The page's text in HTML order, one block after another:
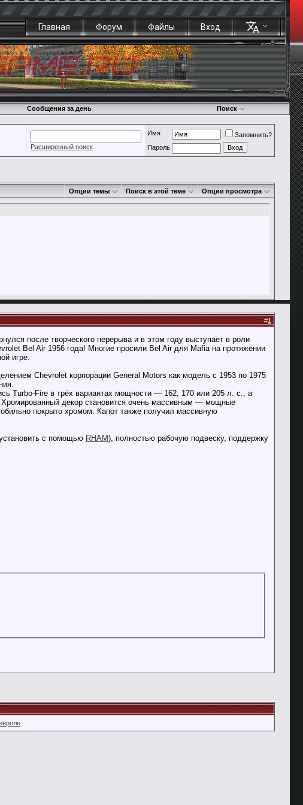
Главная Форум Файлы Вход
Сообщения за день Поиск
Расширенный поиск
Имя
Запомнить?
Пароль
Опции темы Поиск в этой теме Опции просмотра
#1
после творческого перерыва и в этом году выступает в роли
Bel Air 1956 года! Многие просили Bel Air для Mafia на протяжении
игре.
Chevrolet корпорации General Motors как модель с 1953 по 1975
Turbo-Fire в трёх вариантах мощности — 162, 170 или 205 л. с., а
Хромированный декор становится очень массивным — мощные
покрыто хромом. Капот также получил массивную
с помощью RHAM), полностью рабочую подвеску, поддержку